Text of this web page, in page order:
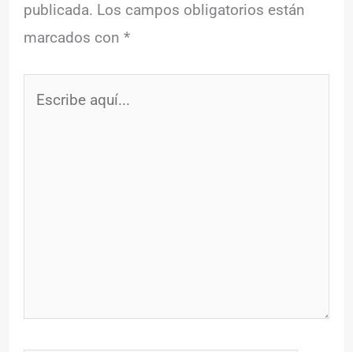
publicada. Los campos obligatorios están
marcados con*